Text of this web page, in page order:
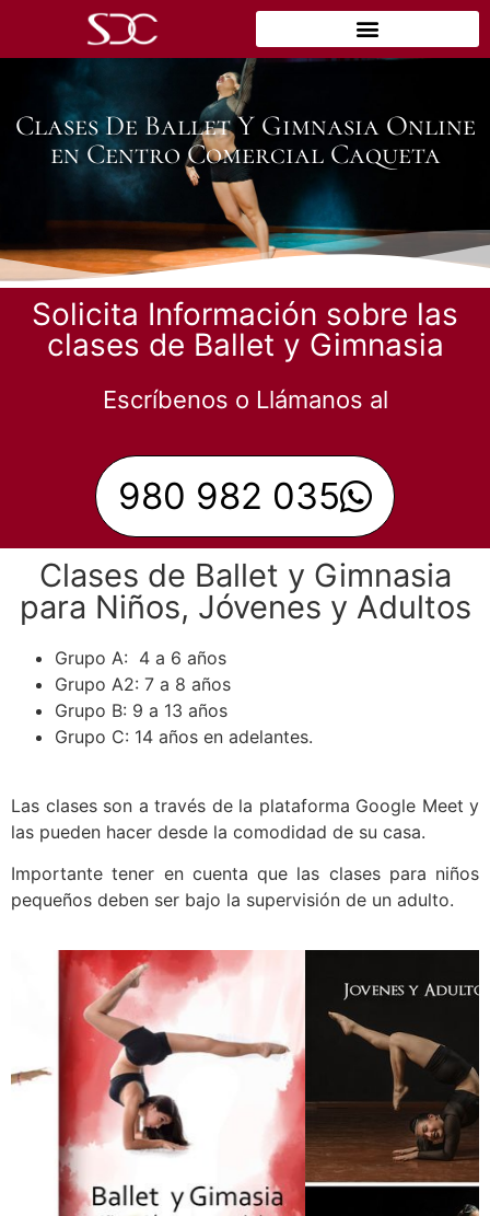
Clases De Ballet Y Gimnasia Online
en Centro Comercial Caqueta
Solicita Información sobre las
clases de Ballet y Gimnasia
Escríbenos o Llámanos al
980 982 035
Clases de Ballet y Gimnasia
para Niños, Jóvenes y Adultos
Grupo A: 4 a 6 años
Grupo A2: 7 a 8 años
Grupo B: 9 a 13 años
Grupo C: 14 años en adelantes.
Las clases son a través de la plataforma Google Meet y
las pueden hacer desde la comodidad de su casa.
Importante tener en cuenta que las clases para niños
pequeños deben ser bajo la supervisión de un adulto.